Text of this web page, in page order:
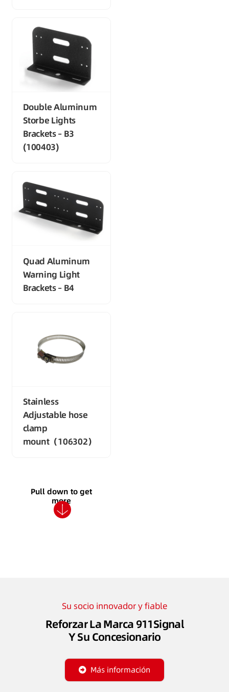
Double Aluminum
Storbe Lights
Brackets – B3
(100403)
Quad Aluminum
Warning Light
Brackets – B4
Stainless
Adjustable hose
clamp
mount（106302）
Pull down to get
more
Su socio innovador y fiable
Reforzar La Marca 911Signal
Y Su Concesionario
Más información